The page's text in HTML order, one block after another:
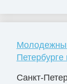
Санкт-